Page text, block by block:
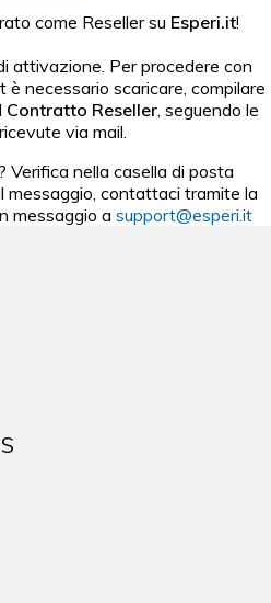
come Reseller su Esperi.it!
attivazione. Per procedere con
necessario scaricare, compilare
Contratto Reseller, seguendo le
via mail.
Verifica nella casella di posta
messaggio, contattaci tramite la
messaggio a support@esperi.it